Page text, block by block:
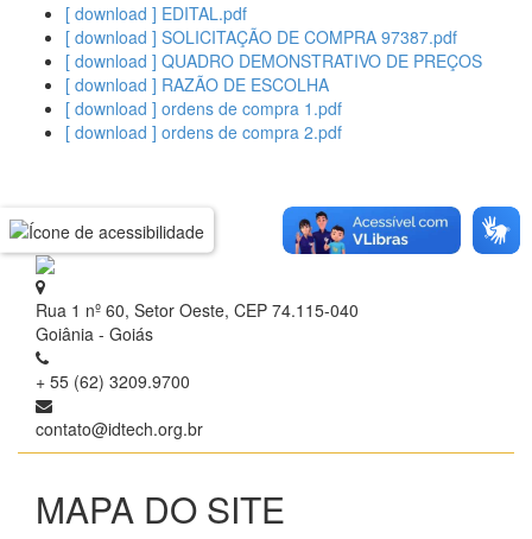
[ download ] EDITAL.pdf
[ download ] SOLICITAÇÃO DE COMPRA 97387.pdf
[ download ] QUADRO DEMONSTRATIVO DE PREÇOS
[ download ] RAZÃO DE ESCOLHA
[ download ] ordens de compra 1.pdf
[ download ] ordens de compra 2.pdf
Rua 1 nº 60, Setor Oeste, CEP 74.115-040
Goiânia - Goiás
+ 55 (62) 3209.9700
contato@idtech.org.br
MAPA DO SITE